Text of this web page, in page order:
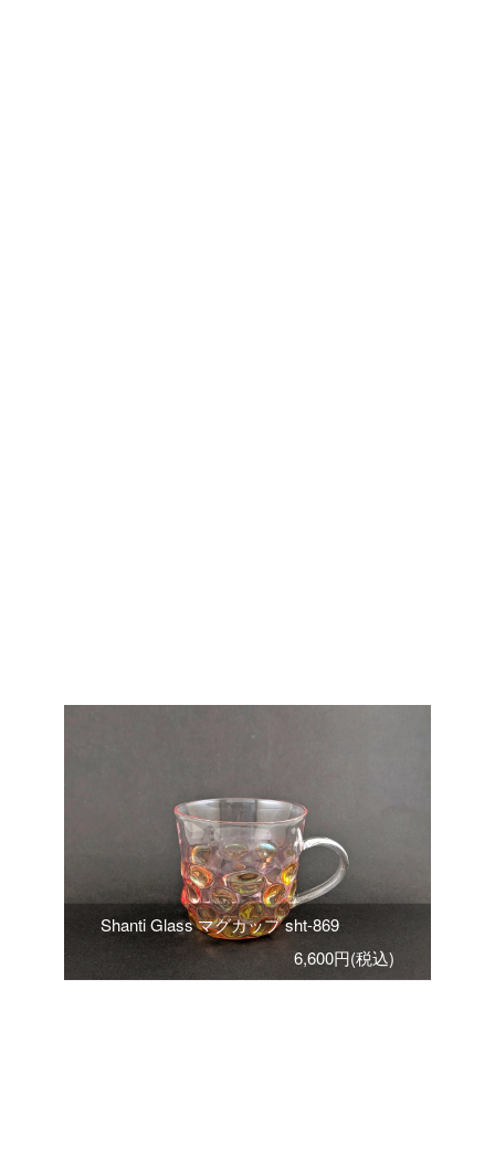
Shanti Glass マグカップ sht-869
6,600円(税込)